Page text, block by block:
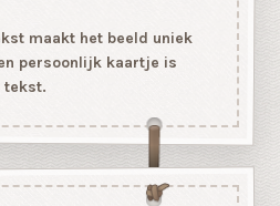
maakt het beeld uniek
persoonlijk kaartje is
tekst.